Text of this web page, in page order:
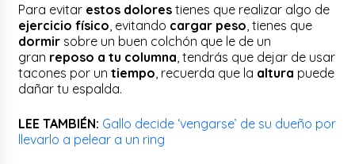
Para evitar estos dolores tienes que realizar algo de
ejercicio físico , evitando cargar peso , tienes que
dormir sobre un buen colchón que le de un
gran reposo a tu columna , tendrás que dejar de usar
tacones por untiempo , recuerda que la altura puede
dañar tu espalda.
LEE TAMBIÉN: Gallo decide ‘vengarse’ de su dueño por
llevarlo a pelear a un ring